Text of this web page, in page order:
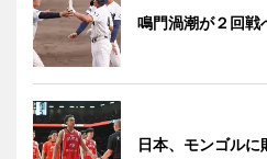
鳴門渦潮が２回
日本、モンゴルに